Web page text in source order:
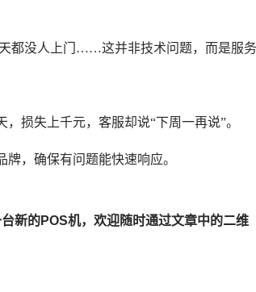
都没人上门……这并非技术问题，而是服
损失上千元，客服却说“下周一再说”。
，确保有问题能快速响应。
新的POS机，欢迎随时通过文章中的二维